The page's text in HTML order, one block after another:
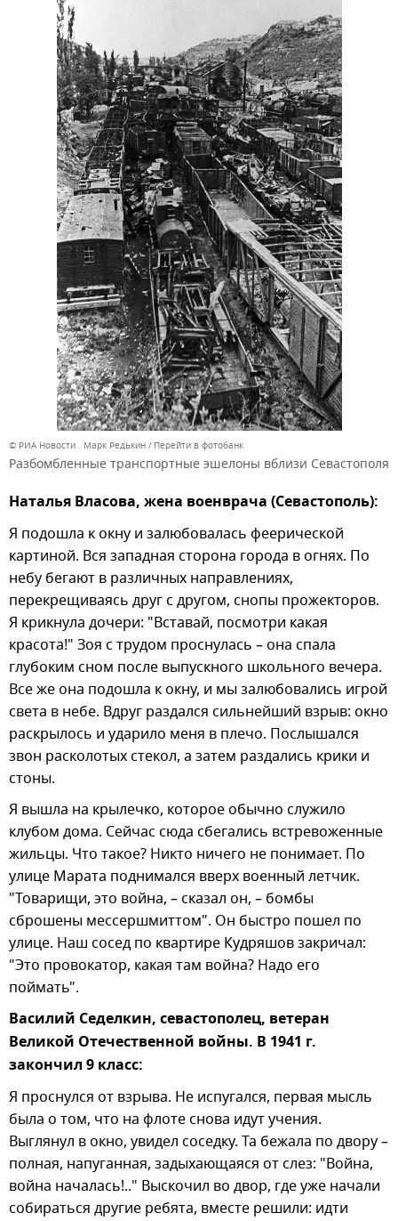
© РИА Новости . Марк Редькин Перейти в фотобанк
Разбомбленные транспортные эшелоны вблизи Севастополя
Наталья Власова, жена военврача (Севастополь):
Я подошла к окну и залюбовалась феерической
картиной. Вся западная сторона города в огнях. По
небу бегают в различных направлениях,
перекрещиваясь друг с другом, снопы прожекторов.
Я крикнула дочери: "Вставай, посмотри какая
красота!" Зоя с трудом проснулась – она спала
глубоким сном после выпускного школьного вечера.
Все же она подошла к окну, и мы залюбовались игрой
света в небе. Вдруг раздался сильнейший взрыв: окно
раскрылось и ударило меня в плечо. Послышался
звон расколотых стекол, а затем раздались крики и
стоны.
Я вышла на крылечко, которое обычно служило
клубом дома. Сейчас сюда сбегались встревоженные
жильцы. Что такое? Никто ничего не понимает. По
улице Марата поднимался вверх военный летчик.
"Товарищи, это война, – сказал он, – бомбы
сброшены мессершмиттом". Он быстро пошел по
улице. Наш сосед по квартире Кудряшов закричал:
"Это провокатор, какая там война? Надо его
поймать".
Василий Седелкин, севастополец, ветеран
Великой Отечественной войны. В 1941 г.
закончил 9 класс:
Я проснулся от взрыва. Не испугался, первая мысль
была о том, что на флоте снова идут учения.
Выглянул в окно, увидел соседку. Та бежала по двору –
полная, напуганная, задыхающаяся от слез: "Война,
война началась!.." Выскочил во двор, где уже начали
собираться другие ребята, вместе решили: идти